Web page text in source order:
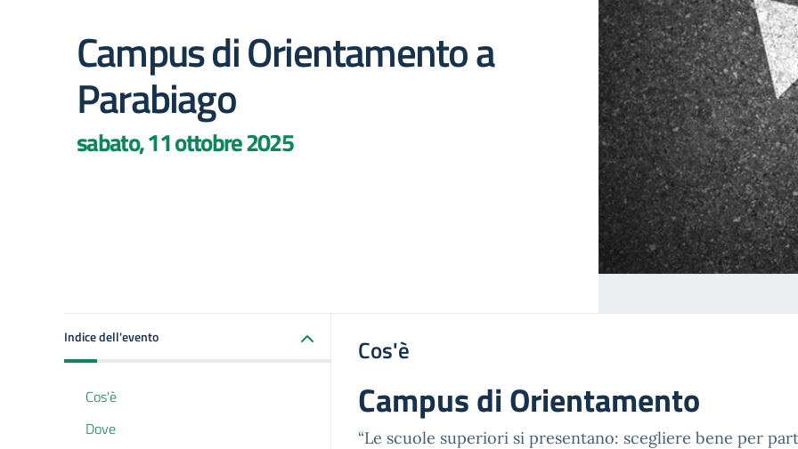
Campus di Orientamento a
Parabiago
sabato, 11 ottobre 2025
Indice dell'evento
Cos'è
Dove
Cos'è
Campus di Orientamento
“Le scuole superiori si presentano: scegliere bene per